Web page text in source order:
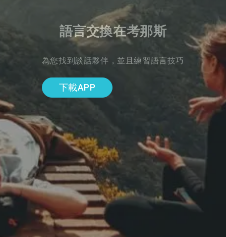
語言交換在考那斯
為您找到談話夥伴，並且練習語言技巧
下載APP